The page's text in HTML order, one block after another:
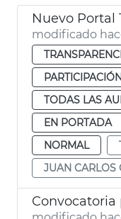
modificado
TODAS LAS
EN PORTADA
NORMAL
JUAN CARLOS